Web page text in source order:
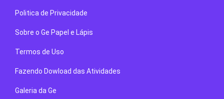
Politica de Privacidade
Sobre o Ge Papel e Lápis
Termos de Uso
Fazendo Dowload das Atividades
Galeria da Ge